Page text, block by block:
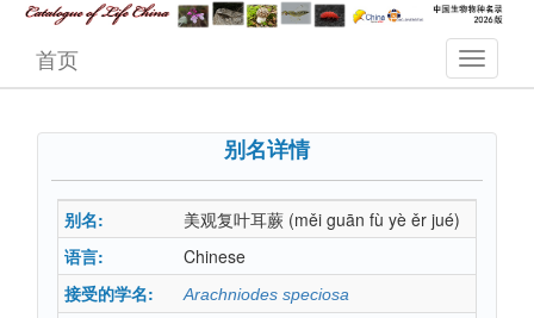
首页
别名详情
别名: 美观复叶耳蕨 (měi guān fù yè ěr jué)
语言:
Chinese
接受的学名:
Arachniodes speciosa